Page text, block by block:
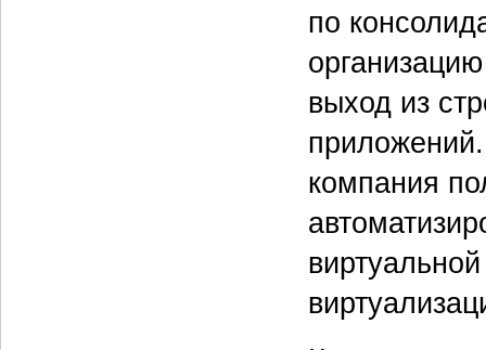
по
выход из
компания